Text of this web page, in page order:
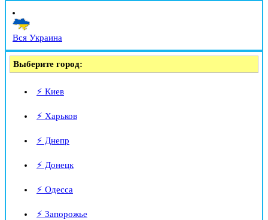
Вся Украина
Выберите город:
⚡ Киев
⚡ Харьков
⚡ Днепр
⚡ Донецк
⚡ Одесса
⚡ Запорожье